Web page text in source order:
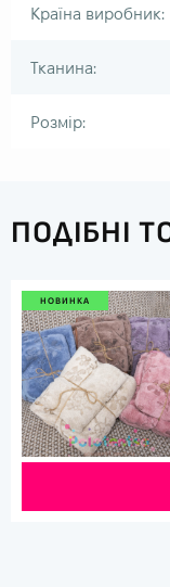
Країна виробник:
Тканина:
Розмір:
ПОДІБНІ
НОВИНКА